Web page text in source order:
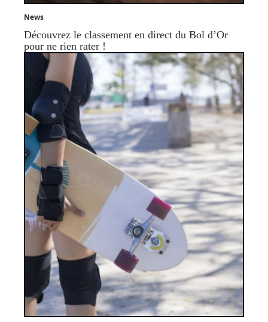
News
Découvrez le classement en direct du Bol d’Or
pour ne rien rater !